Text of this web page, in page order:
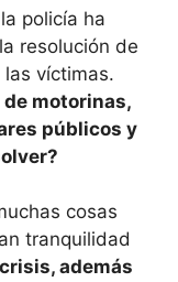
policía ha
resolución de
víctimas.
de motorinas,
públicos y
cosas
tranquilidad
además